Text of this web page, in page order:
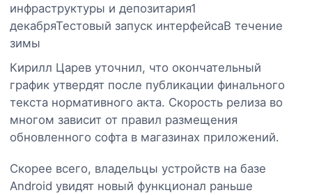
инфраструктуры и депозитария1
декабряТестовый запуск интерфейсаВ течение
зимы
Кирилл Царев уточнил, что окончательный
график утвердят после публикации финального
текста нормативного акта. Скорость релиза во
многом зависит от правил размещения
обновленного софта в магазинах приложений.
Скорее всего, владельцы устройств на базе
Android увидят новый функционал раньше